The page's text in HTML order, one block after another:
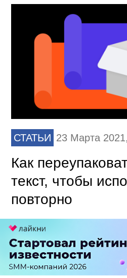
СТАТЬИ 23 Марта 2021,
Как
текст, чтобы
повторно